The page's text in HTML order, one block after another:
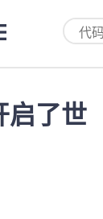
启了世